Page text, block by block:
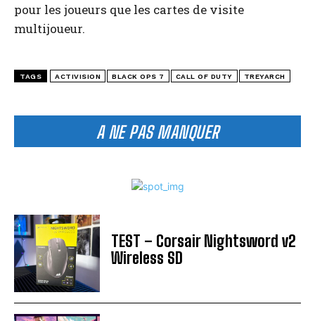
A NE PAS MANQUER
TEST – Corsair Nightsword v2
Wireless SD
pour les joueurs que les cartes de visite
multijoueur.
TAGS ACTIVISION BLACK OPS 7 CALL OF DUTY TREYARCH